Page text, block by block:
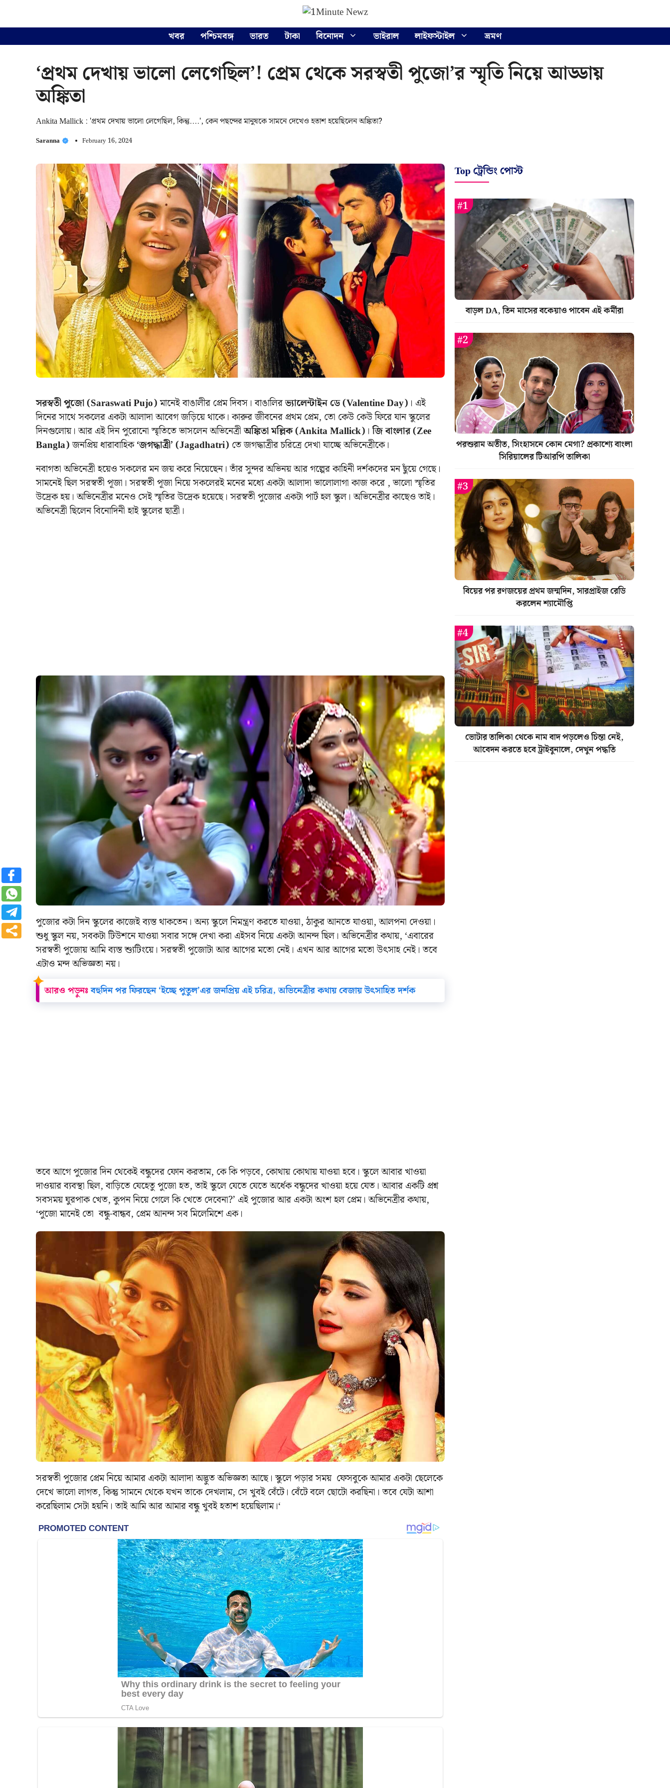
খবর পশ্চিমবঙ্গ ভারত টাকা বিনোদন ভাইরাল লাইফস্টাইল ভ্রমণ
‘প্রথম দেখায় ভালো লেগেছিল’! প্রেম থেকে সরস্বতী পুজো’র স্মৃতি নিয়ে আড্ডায়
অঙ্কিতা
Ankita Mallick : 'প্রথম দেখায় ভালো লেগেছিল, কিন্তু....', কেন পছন্দের মানুষকে সামনে দেখেও হতাশ হয়েছিলেন অঙ্কিতা?
Saranna February 16, 2024
সরস্বতী পুজো (Saraswati Pujo)মানেই বাঙালীর প্রেম দিবস। বাঙালিরভ্যালেন্টাইন ডে (Valentine Day) । এই
দিনের সাথে সকলের একটা আলাদা আবেগ জড়িয়ে থাকে। কারুর জীবনের প্রথম প্রেম, তো কেউ কেউ ফিরে যান স্কুলের
দিনগুলোয়। আর এই দিন পুরোনো স্মৃতিতে ভাসলেন অভিনেত্রীঅঙ্কিতা মল্লিক (Ankita Mallick) ।জি বাংলার (Zee
Bangla)জনপ্রিয় ধারাবাহিক‘জগদ্ধাত্রী’ (Jagadhatri) তে জগদ্ধাত্রীর চরিত্রে দেখা যাচ্ছে অভিনেত্রীকে।
নবাগতা অভিনেত্রী হয়েও সকলের মন জয় করে নিয়েছেন। তাঁর সুন্দর অভিনয় আর গল্পের কাহিনী দর্শকদের মন ছুঁয়ে গেছে।
সামনেই ছিল সরস্বতী পূজা। সরস্বতী পূজা নিয়ে সকলেরই মনের মধ্যে একটা আলাদা ভালোলাগা কাজ করে , ভালো স্মৃতির
উদ্রেক হয়। অভিনেত্রীর মনেও সেই স্মৃতির উদ্রেক হয়েছে।সরস্বতী পুজোর একটা পার্ট হল স্কুল। অভিনেত্রীর কাছেও তাই।
অভিনেত্রী ছিলেন বিনোদিনী হাই স্কুলের ছাত্রী।
পুজোর কটা দিন স্কুলের কাজেই ব্যস্ত থাকতেন। অন্য স্কুলে নিমন্ত্রণ করতে যাওয়া, ঠাকুর আনতে যাওয়া, আলপনা দেওয়া।
শুধু স্কুল নয়, সবকটা টিউশনে যাওয়া সবার সঙ্গে দেখা করা এইসব নিয়ে একটা আনন্দ ছিল।অভিনেত্রীর কথায়, ‘এবারের
সরস্বতী পুজোয় আমি ব্যস্ত শ্যুটিংয়ে। সরস্বতী পুজোটা আর আগের মতো নেই। এখন আর আগের মতো উৎসাহ নেই। তবে
এটাও মন্দ অভিজ্ঞতা নয়।
আরও পড়ুনঃবহুদিন পর ফিরছেন ‘ইচ্ছে পুতুল’এর জনপ্রিয় এই চরিত্র, অভিনেত্রীর কথায় বেজায় উৎসাহিত দর্শক
তবে আগে পুজোর দিন থেকেই বন্ধুদের ফোন করতাম, কে কি পড়বে, কোথায় কোথায় যাওয়া হবে। স্কুলে আবার খাওয়া
দাওয়ার ব্যবস্থা ছিল, বাড়িতে যেহেতু পুজো হত, তাই স্কুলে যেতে যেতে অর্ধেক বন্ধুদের খাওয়া হয়ে যেত। আবার একটি প্রশ্ন
সবসময় ঘুরপাক খেত, কুপন নিয়ে গেলে কি খেতে দেবেনা?’ এই পুজোর আর একটা অংশ হল প্রেম। অভিনেত্রীর কথায়,
‘পুজো মানেই তো বন্ধু-বান্ধব, প্রেম আনন্দ সব মিলেমিশে এক।
সরস্বতী পুজোর প্রেম নিয়ে আমার একটা আলাদা অদ্ভুত অভিজ্ঞতা আছে। স্কুলে পড়ার সময় ফেসবুকে আমার একটা ছেলেকে
দেখে ভালো লাগত, কিন্তু সামনে থেকে যখন তাকে দেখলাম, সে খুবই বেঁটে। বেঁটে বলে ছোটো করছিনা। তবে যেটা আশা
করেছিলাম সেটা হয়নি। তাই আমি আর আমার বন্ধু খুবই হতাশ হয়েছিলাম।‘
Top ট্রেন্ডিং পোস্ট
বাড়ল DA, তিন মাসের বকেয়াও পাবেন এই কর্মীরা
পরশুরাম অতীত, সিংহাসনে কোন মেগা? প্রকাশ্যে বাংলা
সিরিয়ালের টিআরপি তালিকা
বিয়ের পর রণজয়ের প্রথম জন্মদিন, সারপ্রাইজ রেডি
করলেন শ্যামৌপ্তি
ভোটার তালিকা থেকে নাম বাদ পড়লেও চিন্তা নেই,
আবেদন করতে হবে ট্রাইবুনালে, দেখুন পদ্ধতি